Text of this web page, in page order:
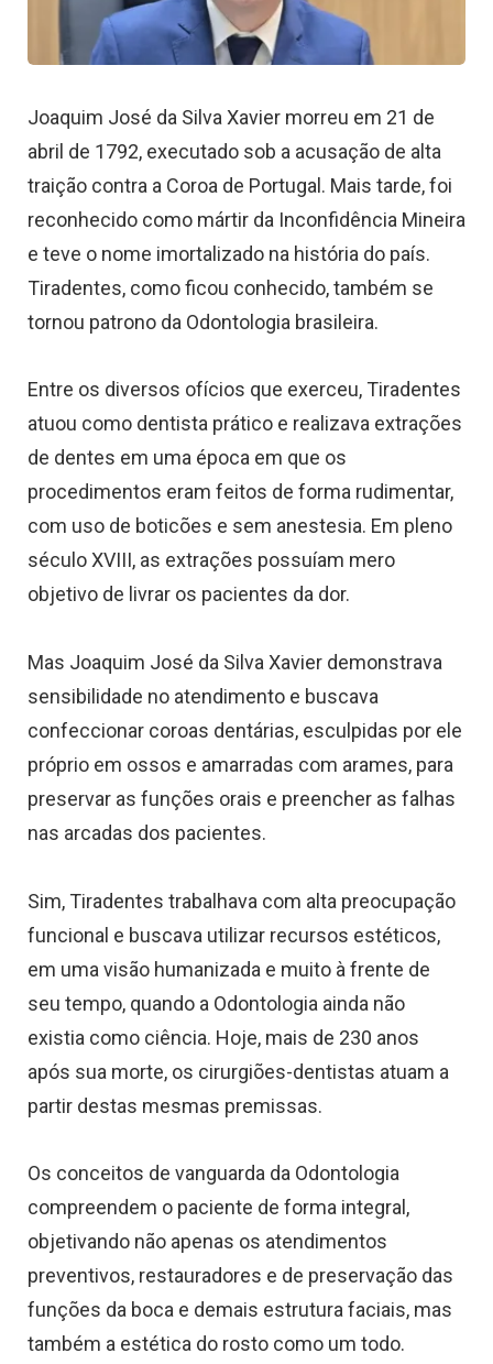
Joaquim José da Silva Xavier morreu em 21 de
abril de 1792, executado sob a acusação de alta
traição contra a Coroa de Portugal. Mais tarde, foi
reconhecido como mártir da Inconfidência Mineira
e teve o nome imortalizado na história do país.
Tiradentes, como ficou conhecido, também se
tornou patrono da Odontologia brasileira.
Entre os diversos ofícios que exerceu, Tiradentes
atuou como dentista prático e realizava extrações
de dentes em uma época em que os
procedimentos eram feitos de forma rudimentar,
com uso de boticões e sem anestesia. Em pleno
século XVIII, as extrações possuíam mero
objetivo de livrar os pacientes da dor.
Mas Joaquim José da Silva Xavier demonstrava
sensibilidade no atendimento e buscava
confeccionar coroas dentárias, esculpidas por ele
próprio em ossos e amarradas com arames, para
preservar as funções orais e preencher as falhas
nas arcadas dos pacientes.
Sim, Tiradentes trabalhava com alta preocupação
funcional e buscava utilizar recursos estéticos,
em uma visão humanizada e muito à frente de
seu tempo, quando a Odontologia ainda não
existia como ciência. Hoje, mais de 230 anos
após sua morte, os cirurgiões-dentistas atuam a
partir destas mesmas premissas.
Os conceitos de vanguarda da Odontologia
compreendem o paciente de forma integral,
objetivando não apenas os atendimentos
preventivos, restauradores e de preservação das
funções da boca e demais estrutura faciais, mas
também a estética do rosto como um todo.